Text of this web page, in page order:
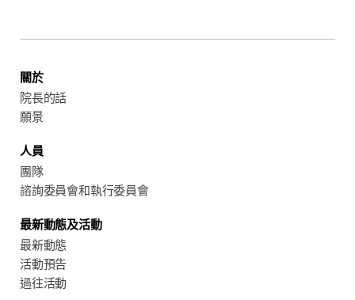
關於
院長的話
願景
人員
團隊
諮詢委員會和執行委員會
最新動態及活動
最新動態
活動預告
過往活動